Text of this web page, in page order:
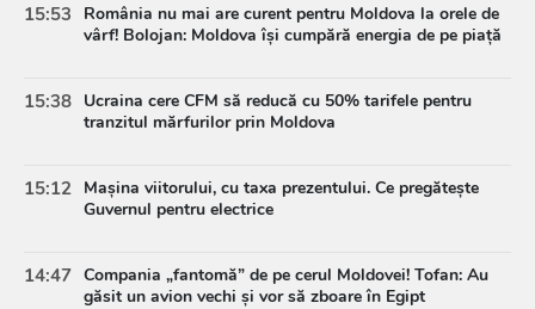
15:53
România nu mai are curent pentru Moldova la orele de
vârf! Bolojan: Moldova își cumpără energia de pe piață
15:38 Ucraina cere CFM să reducă cu 50% tarifele pentru
tranzitul mărfurilor prin Moldova
15:12 Mașina viitorului, cu taxa prezentului. Ce pregătește
Guvernul pentru electrice
14:47 Compania „fantomă” de pe cerul Moldovei! Tofan: Au
găsit un avion vechi și vor să zboare în Egipt